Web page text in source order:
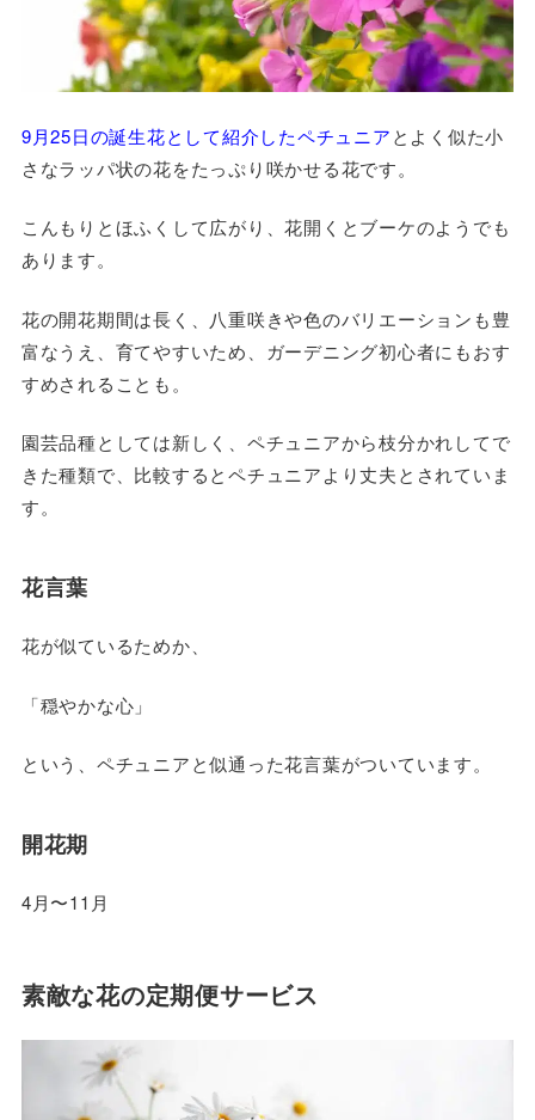
9月25日の誕生花として紹介したペチュニアとよく似た小
さなラッパ状の花をたっぷり咲かせる花です。
こんもりとほふくして広がり、花開くとブーケのようでも
あります。
花の開花期間は長く、八重咲きや色のバリエーションも豊
富なうえ、育てやすいため、ガーデニング初心者にもおす
すめされることも。
園芸品種としては新しく、ペチュニアから枝分かれしてで
きた種類で、比較するとペチュニアより丈夫とされていま
す。
花言葉
花が似ているためか、
「穏やかな心」
という、ペチュニアと似通った花言葉がついています。
開花期
4月〜11月
素敵な花の定期便サービス